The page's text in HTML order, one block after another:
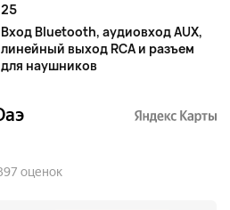
25
Вход Bluetooth, аудиовход AUX,
линейный выход RCA и разъем
для наушников